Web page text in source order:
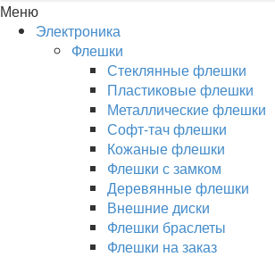
Меню
Электроника
Флешки
Стеклянные флешки
Пластиковые флешки
Металлические флешки
Софт-тач флешки
Кожаные флешки
Флешки с замком
Деревянные флешки
Внешние диски
Флешки браслеты
Флешки на заказ